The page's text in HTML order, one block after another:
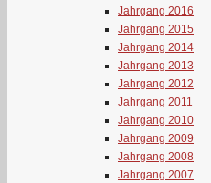
Jahrgang 2016
Jahrgang 2015
Jahrgang 2014
Jahrgang 2013
Jahrgang 2012
Jahrgang 2011
Jahrgang 2010
Jahrgang 2009
Jahrgang 2008
Jahrgang 2007